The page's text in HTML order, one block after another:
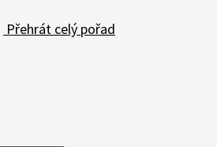
Přehrát celý pořad